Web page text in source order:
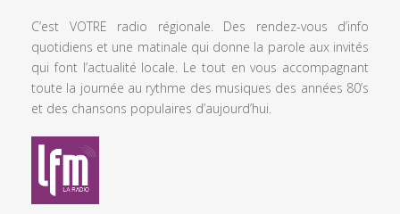
C’est VOTRE radio régionale. Des rendez-vous d’info
quotidiens et une matinale qui donne la parole aux invités
qui font l’actualité locale. Le tout en vous accompagnant
toute la journée au rythme des musiques des années 80’s
et des chansons populaires d’aujourd’hui.